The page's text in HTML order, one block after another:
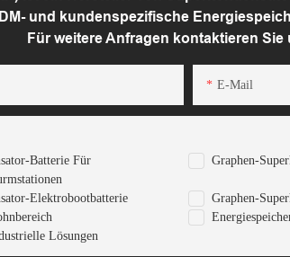
und kundenspezifische
Für weitere Anfragen kontaktieren Sie
E-Mail
Batterie Für
Graphen-
Elektrobootbatterie
Graphen-
Lösungen